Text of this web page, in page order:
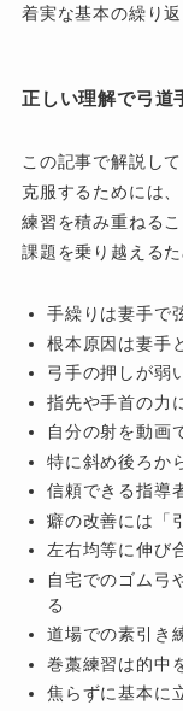
着実な基本の繰り
正しい理解で弓道
この記事で解説し
克服するためには
練習を積み重ねる
課題を乗り越える
手繰りは妻手で
根本原因は妻手
弓手の押しが弱
指先や手首の力
自分の射を動画
特に斜め後ろか
信頼できる指導
癖の改善には「
左右均等に伸び
自宅でのゴム弓
る
道場での素引き
巻藁練習は的中
焦らずに基本に